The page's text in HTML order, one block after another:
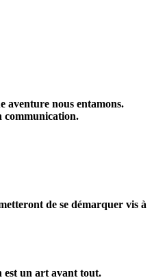
aventure nous entamons.
communication.
de se démarquer vis à
est un art avant tout.